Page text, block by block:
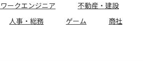
ークエンジニア
不動産・建設
人事・総務 ゲーム
商社